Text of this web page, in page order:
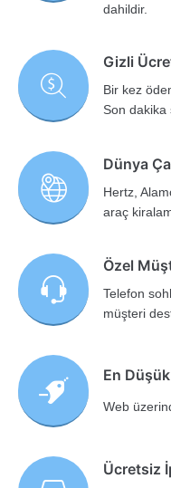
dahildir.
Gizli
Bir kez
Son dakika
Dünya
Hertz,
araç
Özel
Telefon
müşteri
En
Web
Ücretsiz